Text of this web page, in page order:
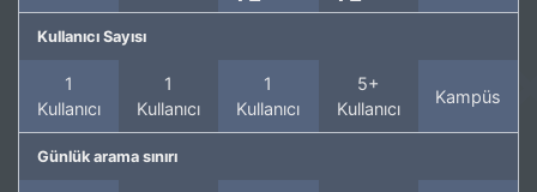
Kullanıcı Sayısı
1
Kullanıcı
1
Kullanıcı
1
Kullanıcı
5+
Kullanıcı
Kampüs
Günlük arama sınırı